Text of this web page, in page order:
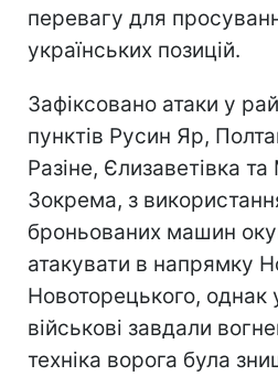
перевагу для
українських позицій.
Зафіксовано атаки у
пунктів Русин Яр,
Разіне, Єлизаветівка
Зокрема, з
броньованих машин
атакувати в напрямку
Новоторецького, однак
військові завдали
техніка ворога була